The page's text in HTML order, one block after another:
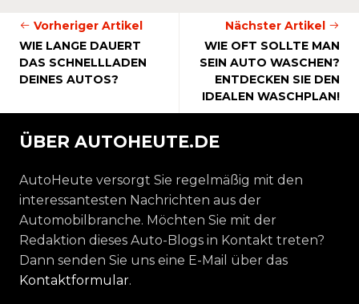
Vorheriger Artikel
WIE LANGE DAUERT
DAS SCHNELLLADEN
DEINES AUTOS?
Nächster Artikel
WIE OFT SOLLTE MAN
SEIN AUTO WASCHEN?
ENTDECKEN SIE DEN
IDEALEN WASCHPLAN!
ÜBER AUTOHEUTE.DE
AutoHeute versorgt Sie regelmäßig mit den
interessantesten Nachrichten aus der
Automobilbranche. Möchten Sie mit der
Redaktion dieses Auto-Blogs in Kontakt treten?
Dann senden Sie uns eine E-Mail über das
Kontaktformular.